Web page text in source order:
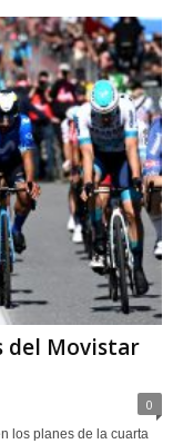
del Movistar
0
los planes de la cuarta